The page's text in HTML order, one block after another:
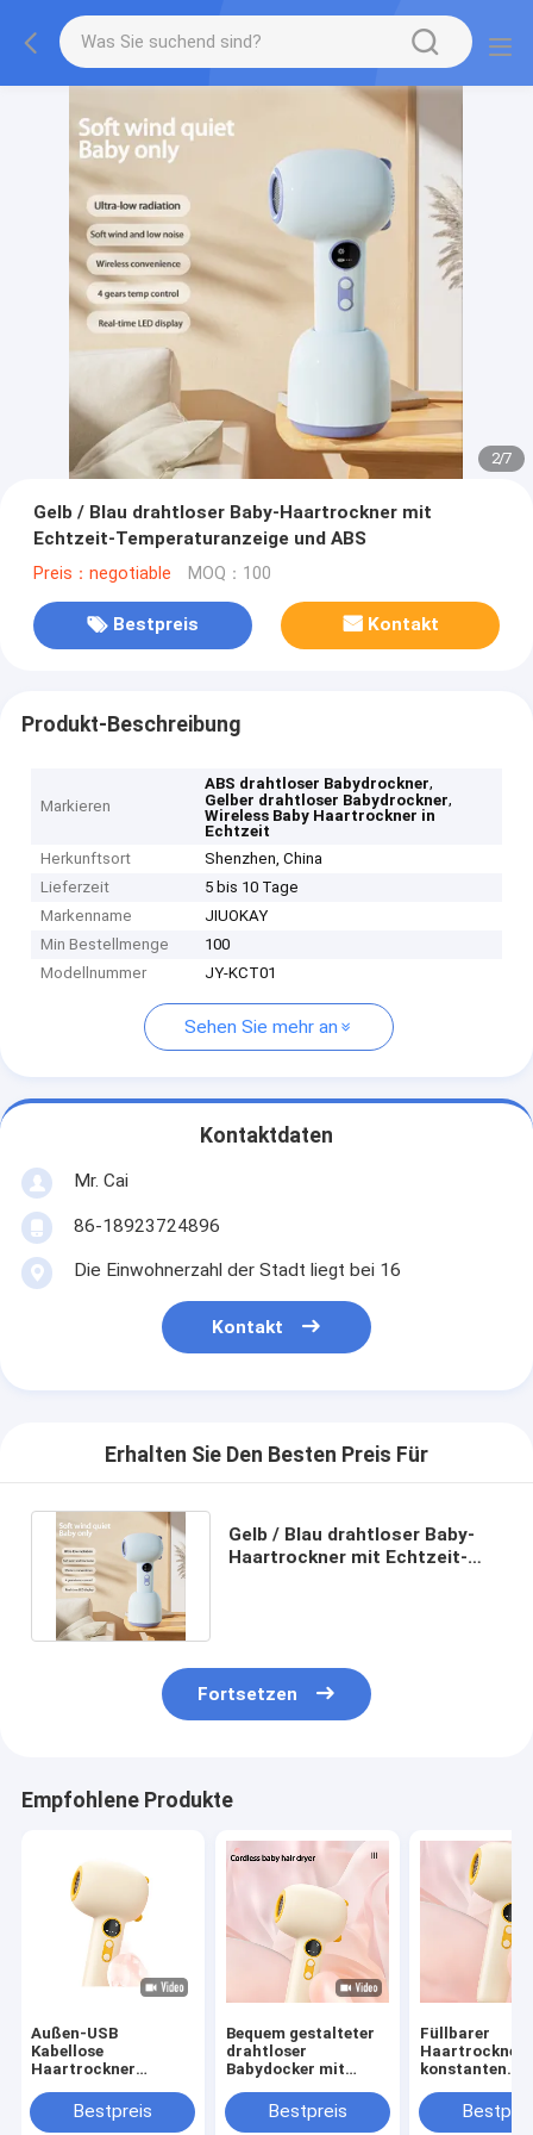
2/7
Gelb / Blau drahtloser Baby-Haartrockner mit
Echtzeit-Temperaturanzeige und ABS
Preis：negotiable MOQ：100
Bestpreis Kontakt
Produkt-Beschreibung
Markieren
ABS drahtloser Babydrockner,
Gelber drahtloser Babydrockner,
Wireless Baby Haartrockner in
Echtzeit
Herkunftsort
Shenzhen, China
Lieferzeit
5 bis 10 Tage
Markenname
JIUOKAY
Min Bestellmenge
100
Modellnummer
JY-KCT01
Sehen Sie mehr an
Kontaktdaten
Mr. Cai
86-18923724896
Die Einwohnerzahl der Stadt liegt bei 16
Kontakt
Erhalten Sie Den Besten Preis Für
Gelb / Blau drahtloser Baby-
Haartrockner mit Echtzeit-
Fortsetzen
Empfohlene Produkte
Außen-USB
Kabellose
Haartrockner
Haartrockner
Portable Ladung
Bestpreis
Bequem gestalteter
drahtloser
Babydocker mit
Gelb / BlauBestpreis
Füllbarer
Haartrockner
konstanten
die Haut des
schützt und